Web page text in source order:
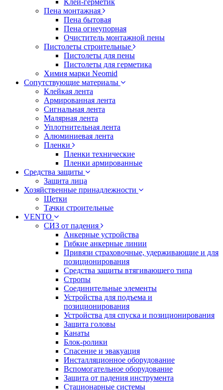
Клей-герметик
Пена монтажная
Пена бытовая
Пена огнеупорная
Очиститель монтажной пены
Пистолеты строительные
Пистолеты для пены
Пистолеты для герметика
Химия марки Neomid
Сопутствующие материалы
Клейкая лента
Армированная лента
Сигнальная лента
Малярная лента
Уплотнительная лента
Алюминиевая лента
Пленки
Пленки технические
Пленки армированные
Средства защиты
Защита лица
Хозяйственные принадлежности
Щетки
Тачки строительные
VENTO
СИЗ от падения
Анкерные устройства
Гибкие анкерные линии
Привязи страховочные, удерживающие и для
позиционирования
Средства защиты втягивающего типа
Стропы
Соединительные элементы
Устройства для подъема и
позиционирования
Устройства для спуска и позиционирования
Защита головы
Канаты
Блок-ролики
Спасение и эвакуация
Инсталляционное оборудование
Вспомогательное оборудование
Защита от падения инструмента
Стационарные системы